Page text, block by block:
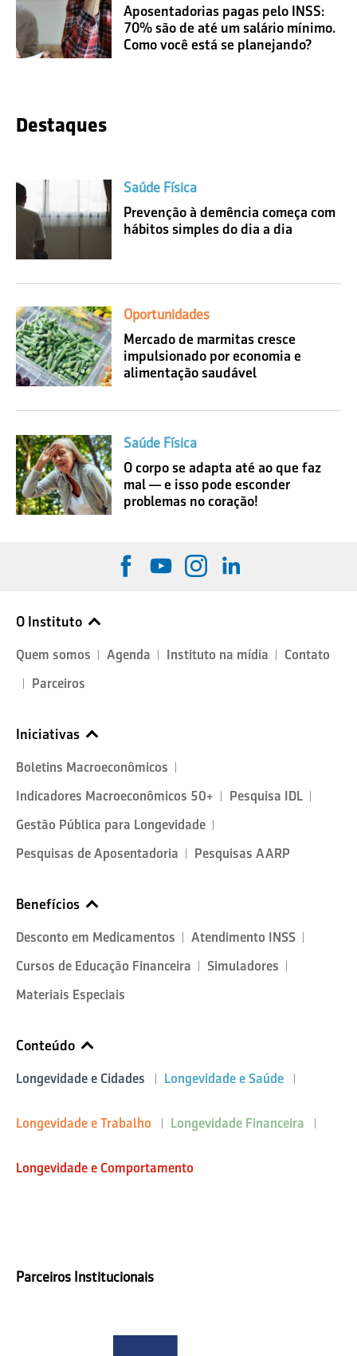
Aposentadorias pagas pelo INSS:
70% são de até um salário mínimo.
Como você está se planejando?
Destaques
Saúde Física
Prevenção à demência começa com
hábitos simples do dia a dia
Oportunidades
Mercado de marmitas cresce
impulsionado por economia e
alimentação saudável
Saúde Física
O corpo se adapta até ao que faz
mal — e isso pode esconder
problemas no coração!
O Instituto
Quem somos Agenda Instituto na mídia
Contato
Parceiros
Iniciativas
Boletins Macroeconômicos
Indicadores Macroeconômicos 50+
Pesquisa IDL
Gestão Pública para Longevidade
Pesquisas de Aposentadoria
Pesquisas AARP
Benefícios
Desconto em Medicamentos
Atendimento INSS
Cursos de Educação Financeira
Simuladores
Materiais Especiais
Conteúdo
Longevidade e Cidades Longevidade e Saúde
Longevidade e Trabalho Longevidade Financeira
Longevidade e Comportamento
Parceiros Institucionais